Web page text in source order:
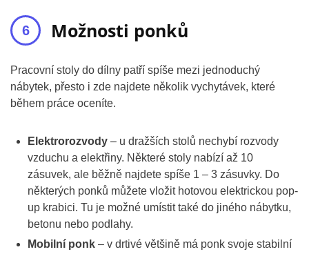
Možnosti ponků
Pracovní stoly do dílny patří spíše mezi jednoduchý
nábytek, přesto i zde najdete několik vychytávek, které
během práce oceníte.
Elektrorozvody – u dražších stolů nechybí rozvody
vzduchu a elektřiny. Některé stoly nabízí až 10
zásuvek, ale běžně najdete spíše 1 – 3 zásuvky. Do
některých ponků můžete vložit hotovou elektrickou pop-
up krabici. Tu je možné umístit také do jiného nábytku,
betonu nebo podlahy.
Mobilní ponk – v drtivé většině má ponk svoje stabilní